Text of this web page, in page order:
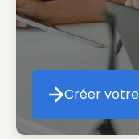
Créer